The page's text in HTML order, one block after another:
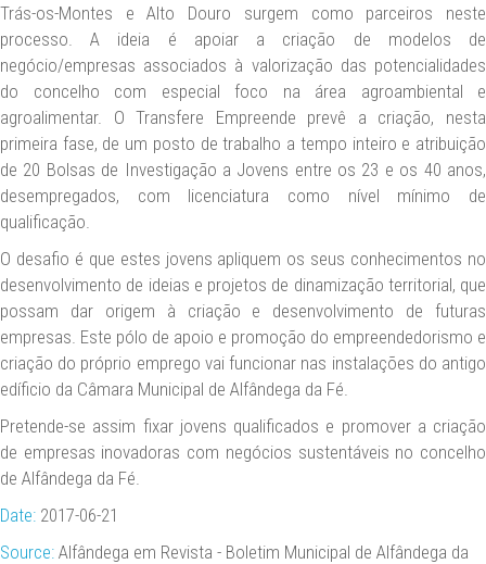
Trás-os-Montes e Alto Douro surgem como parceiros neste
processo. A ideia é apoiar a criação de modelos de
negócio/empresas associados à valorização das potencialidades
do concelho com especial foco na área agroambiental e
agroalimentar. O Transfere Empreende prevê a criação, nesta
primeira fase, de um posto de trabalho a tempo inteiro e atribuição
de 20 Bolsas de Investigação a Jovens entre os 23 e os 40 anos,
desempregados, com licenciatura como nível mínimo de
qualificação.
O desafio é que estes jovens apliquem os seus conhecimentos no
desenvolvimento de ideias e projetos de dinamização territorial, que
possam dar origem à criação e desenvolvimento de futuras
empresas. Este pólo de apoio e promoção do empreendedorismo e
criação do próprio emprego vai funcionar nas instalações do antigo
edíficio da Câmara Municipal de Alfândega da Fé.
Pretende-se assim fixar jovens qualificados e promover a criação
de empresas inovadoras com negócios sustentáveis no concelho
de Alfândega da Fé.
Date: 2017-06-21
Source: Alfândega em Revista - Boletim Municipal de Alfândega da